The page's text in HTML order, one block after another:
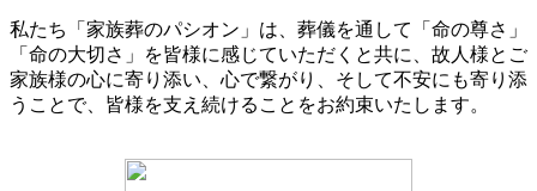
私たち「家族葬のパシオン」は、葬儀を通して「命の尊さ」
「命の大切さ」を皆様に感じていただくと共に、故人様とご
家族様の心に寄り添い、心で繋がり、そして不安にも寄り添
うことで、皆様を支え続けることをお約束いたします。